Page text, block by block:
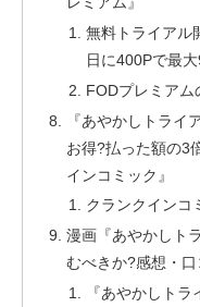
無料トライアル
日に400Pで最
FODプレミアム
『あやかしトライ
お得?払った額の3
インコミック』
クランクインコ
漫画『あやかしト
むべきか?感想・
『あやかしト